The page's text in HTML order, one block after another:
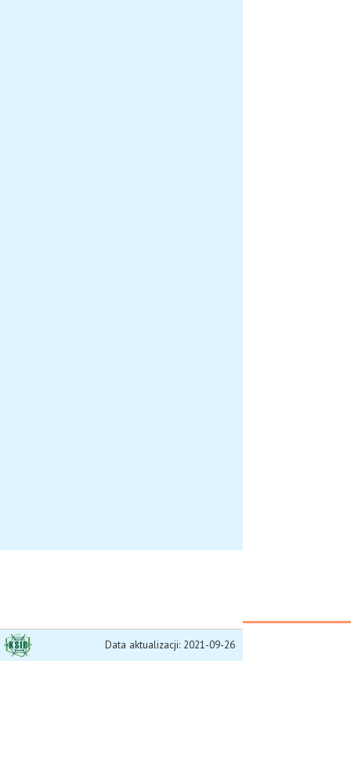
Data aktualizacji: 2021-09-26